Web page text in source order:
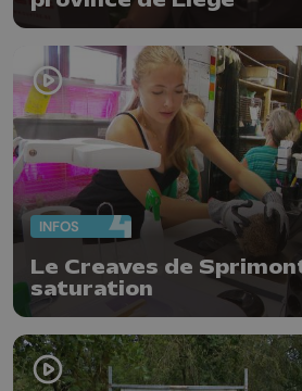
INFOS
Le Creaves de
saturation